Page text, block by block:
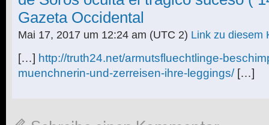
Gazeta Occidental
Mai 17, 2017 um 12:24 am (UTC 2) Link zu diesem
[…] http://truth24.net/armutsfluechtlinge-
muenchnerin-und-zerreisen-ihre-leggings/[…]